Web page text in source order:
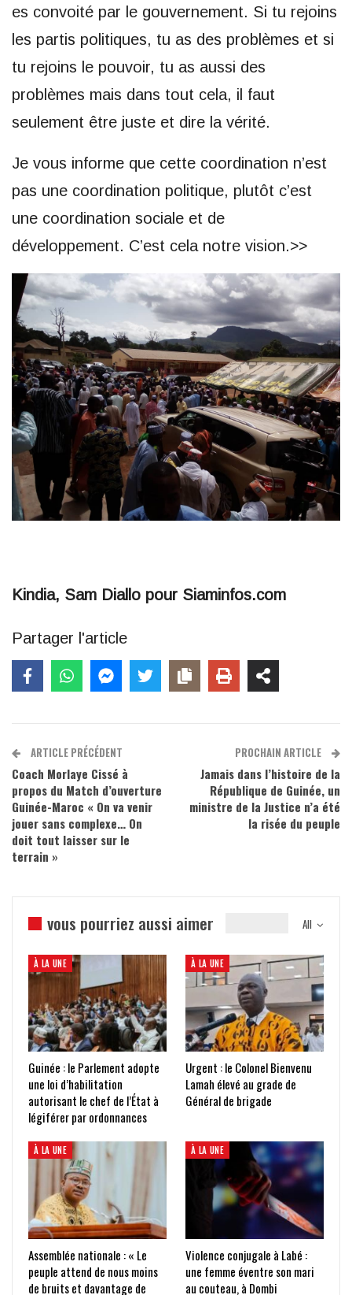
es convoité par le gouvernement. Si tu rejoins
les partis politiques, tu as des problèmes et si
tu rejoins le pouvoir, tu as aussi des
problèmes mais dans tout cela, il faut
seulement être juste et dire la vérité.
Je vous informe que cette coordination n’est
pas une coordination politique, plutôt c’est
une coordination sociale et de
développement. C’est cela notre vision.>>
Kindia, Sam Diallo pour Siaminfos.com
Partager l'article
ARTICLE PRÉCÉDENT
Coach Morlaye Cissé à
propos du Match d’ouverture
Guinée-Maroc « On va venir
jouer sans complexe… On
doit tout laisser sur le
terrain »
PROCHAIN ARTICLE
Jamais dans l’histoire de la
République de Guinée, un
ministre de la Justice n’a été
la risée du peuple
All
vous pourriez aussi aimer
À LA UNE
Guinée : le Parlement adopte
une loi d’habilitation
autorisant le chef de l’État à
légiférer par ordonnances
À LA UNE
Urgent : le Colonel Bienvenu
Lamah élevé au grade de
Général de brigade
À LA UNE
Assemblée nationale : « Le
peuple attend de nous moins
de bruits et davantage de
À LA UNE
Violence conjugale à Labé :
une femme éventre son mari
au couteau, à Dombi